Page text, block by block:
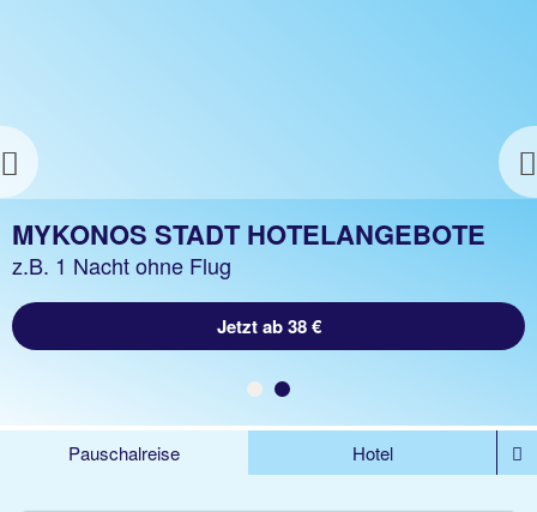
Previous
MYKONOS STADT URLAUB
z.B. 1 Woche Hotel inkl. Flug
Jetzt ab 562 €
MYKONOS STADT HOTELANGEBOTE
z.B. 1 Nacht ohne Flug
Jetzt ab 38 €
Pauschalreise
Hotel